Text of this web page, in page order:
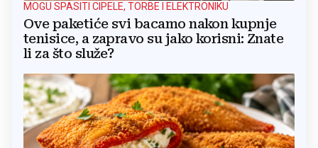
MOGU SPASITI CIPELE, TORBE I ELEKTRONIKU
Ove paketiće svi bacamo nakon kupnje
tenisice, a zapravo su jako korisni: Znate
li za što služe?